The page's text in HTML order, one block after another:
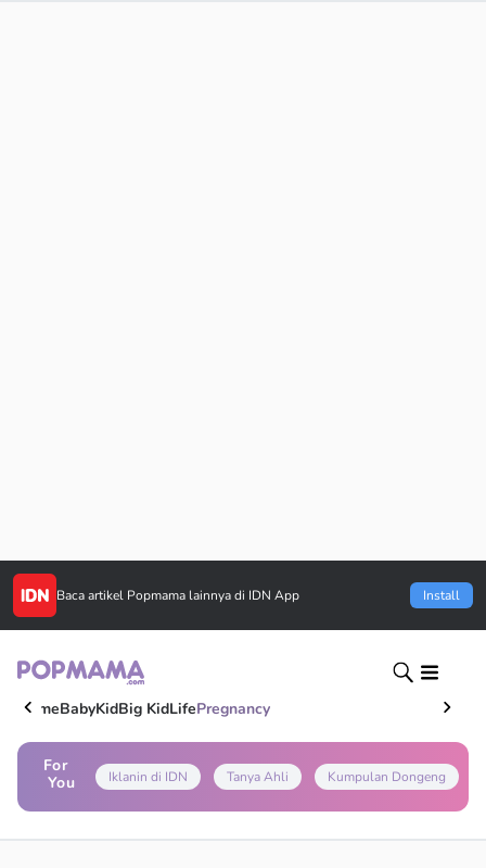
Baca artikel Popmama lainnya di IDN App Install
HomeBabyKidBig KidLifePregnancy
For
You
Iklanin di IDN Tanya Ahli Kumpulan Dongeng